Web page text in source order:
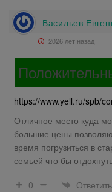
Васильев
2026 лет назад
https://www.yell.ru/spb/
Отличное место куда
большие цены
время погрузиться в
семьей что бы
0
Ответить